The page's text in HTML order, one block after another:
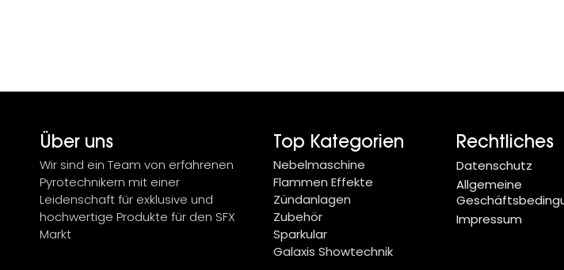
Über uns
Wir sind ein Team von erfahrenen
Pyrotechnikern mit einer
Leidenschaft für exklusive und
hochwertige Produkte für den SFX
Markt
Top Kategorien
Nebelmaschine
Flammen Effekte
Zündanlagen
Zubehör
Sparkular
Galaxis Showtechnik
Rechtliches
Datenschutz
Allgemeine
Impressum